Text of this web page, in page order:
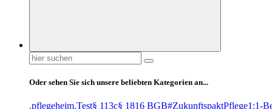
Suchen
nach:
Oder sehen Sie sich unsere beliebten Kategorien an...
.pflegeheim.Test§ 113c§ 1816 BGB#ZukunftspaktPflege1:1-